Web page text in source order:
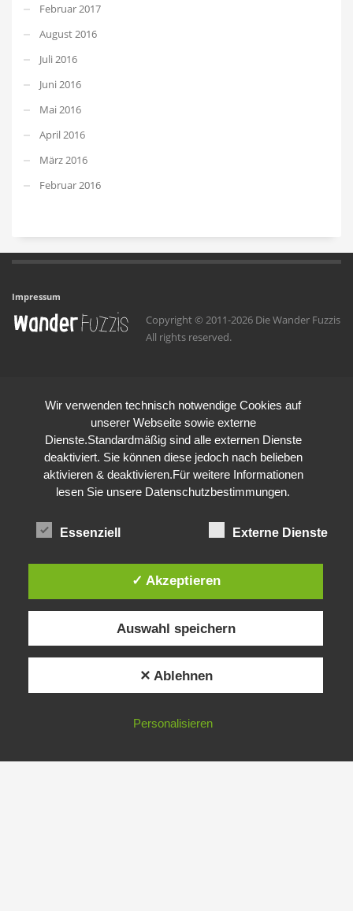
Februar 2017
August 2016
Juli 2016
Juni 2016
Mai 2016
April 2016
März 2016
Februar 2016
Impressum
Copyright © 2011-2026 Die Wander Fuzzis
All rights reserved.
Wir verwenden technisch notwendige Cookies auf
unserer Webseite sowie externe
Dienste.Standardmäßig sind alle externen Dienste
deaktiviert. Sie können diese jedoch nach belieben
aktivieren & deaktivieren.Für weitere Informationen
lesen Sie unsere Datenschutzbestimmungen.
Essenziell Externe Dienste
✓ Akzeptieren
Auswahl speichern
✕ Ablehnen
Personalisieren